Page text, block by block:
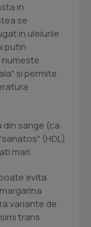
in
se
in uleiurile
putin
numeste
si permite
sange (ca
(HDL)
mari.
evita
variante de
trans